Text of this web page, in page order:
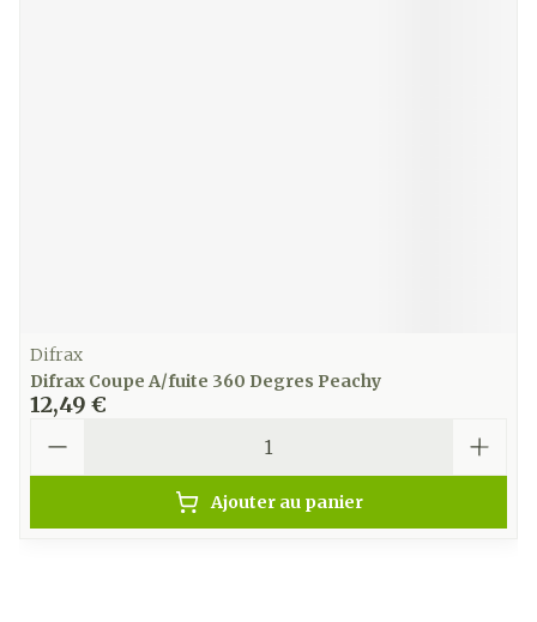
Difrax
Difrax Coupe A/fuite 360 Degres Peachy
12,49 €
Ajouter au panier